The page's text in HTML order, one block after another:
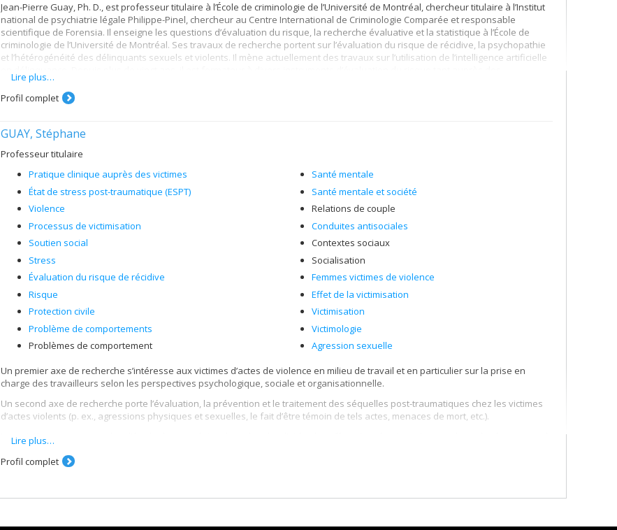
Jean-Pierre Guay, Ph. D., est professeur titulaire à l’École de criminologie de l’Université de Montréal, chercheur titulaire à l’Institut
national de psychiatrie légale Philippe-Pinel, chercheur au Centre International de Criminologie Comparée et responsable
scientifique de Forensia. Il enseigne les questions d’évaluation du risque, la recherche évaluative et la statistique à l’École de
criminologie de l’Université de Montréal. Ses travaux de recherche portent sur l’évaluation du risque de récidive, la psychopathie
et l’hétérogénéité des délinquants sexuels et violents. Il mène actuellement des travaux sur l’utilisation de l’intelligence artificielle
adolescents (YLS/CMI, J-SOAP-II, SAPROF-YV) que des adultes (LS/CMI, SAPROF), et autant pour des instruments actuariels que
basés sur le jugement professionnel structuré. Il a offert ces formations au Canada, en France, en Suisse et en Belgique à
plusieurs dizaines de reprises.
Lire plus…
Profil complet
GUAY, Stéphane
Professeur titulaire
Pratique clinique auprès des victimes
État de stress post-traumatique (ESPT)
Violence
Processus de victimisation
Soutien social
Stress
Évaluation du risque de récidive
Risque
Protection civile
Problème de comportements
Problèmes de comportement
Santé mentale
Santé mentale et société
Relations de couple
Conduites antisociales
Contextes sociaux
Socialisation
Femmes victimes de violence
Effet de la victimisation
Victimisation
Victimologie
Agression sexuelle
Un premier axe de recherche s’intéresse aux victimes d’actes de violence en milieu de travail et en particulier sur la prise en
charge des travailleurs selon les perspectives psychologique, sociale et organisationnelle.
Un second axe de recherche porte l’évaluation, la prévention et le traitement des séquelles post-traumatiques chez les victimes
d’actes violents (p. ex., agressions physiques et sexuelles, le fait d’être témoin de tels actes, menaces de mort, etc.).
Un troisième axe a pour objet l’étude des stratégies de recherche d’aide, des effets des réactions des membres du réseau social
sur la santé mentale des victimes, ainsi que le développement d’instruments permettant la mesure des processus de soutien
Lire plus…
Profil complet